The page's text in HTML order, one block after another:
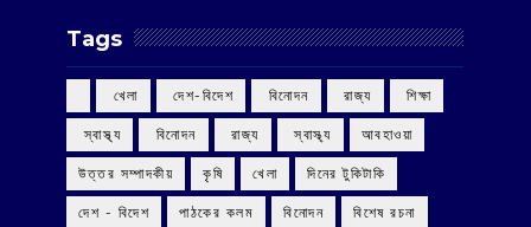
Tags
‌ খেলা ‌ দেশ-বিদেশ ‌ বিনোদন ‌ রাজ্য ‌ শিক্ষা
‌ স্বাস্থ্য ‌ বিনোদন ‌ রাজ্য ‌ স্বাস্থ্য আবহাওয়া
উত্তর সম্পাদকীয় কৃষি খেলা দিনের টুকিটাকি
দেশ - বিদেশ পাঠকের কলম বিনোদন বিশেষ রচনা